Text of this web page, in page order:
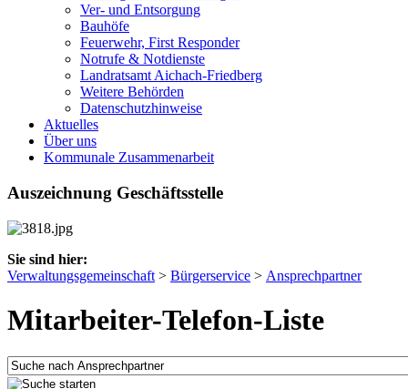
Ver- und Entsorgung
Bauhöfe
Feuerwehr, First Responder
Notrufe & Notdienste
Landratsamt Aichach-Friedberg
Weitere Behörden
Datenschutzhinweise
Aktuelles
Über uns
Kommunale Zusammenarbeit
Auszeichnung Geschäftsstelle
Sie sind hier:
Verwaltungsgemeinschaft > Bürgerservice > Ansprechpartner
Mitarbeiter-Telefon-Liste